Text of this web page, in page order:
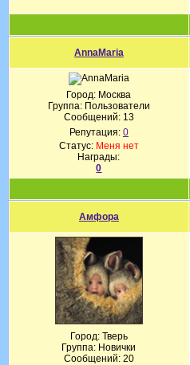
AnnaMaria
Город: Москва
Группа: Пользователи
Сообщений: 13
Репутация: 0
Статус: Меня нет
Награды:
0
Амфора
Город: Тверь
Группа: Новички
Сообщений: 20